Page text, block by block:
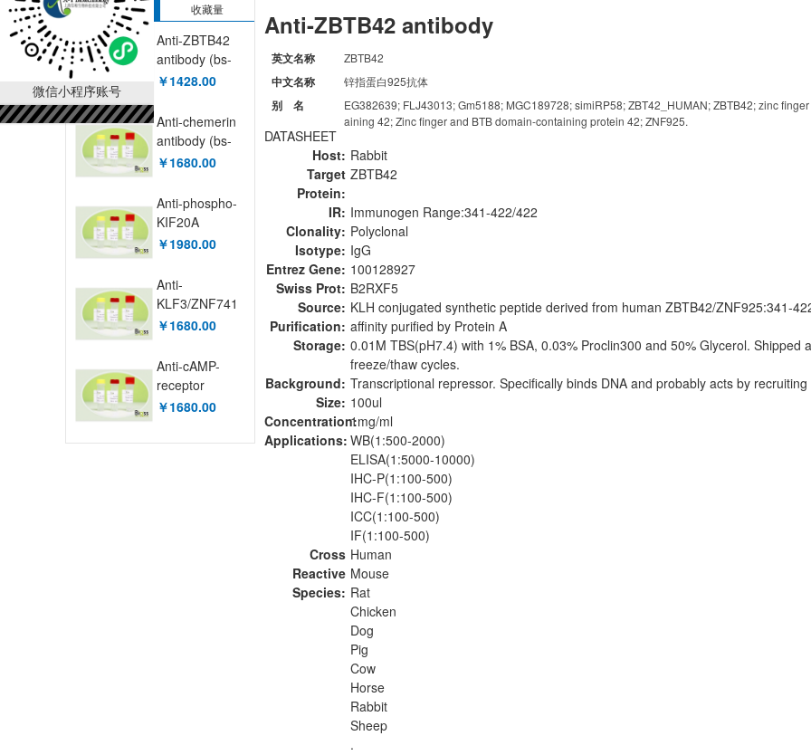
微信小程序账号
销售量 收藏量
Anti-ZBTB42
antibody (bs-
13577R)
￥1428.00
Anti-chemerin
antibody (bs-
10410R)
￥1680.00
Anti-phospho-
KIF20A
(Ser528)
17045R)
￥1980.00
Anti-
KLF3/ZNF741
antibody (bs-
￥1680.00
Anti-cAMP-
receptor
protein
12707R)
￥1680.00
Anti-ZBTB42 antibody
英文名称 ZBTB42
中文名称 锌指蛋白925抗体
别 名
EG382639; FLJ43013; Gm5188; MGC189728; simiRP58; ZBT42_HUMAN; ZBTB42; zinc
aining 42; Zinc finger and BTB domain-containing protein 42; ZNF925.
DATASHEET
Host: Rabbit
Target
Protein:
ZBTB42
IR: Immunogen Range:341-422/422
Clonality: Polyclonal
Isotype: IgG
Entrez Gene: 100128927
Swiss Prot: B2RXF5
Source: KLH conjugated synthetic peptide derived from human ZBTB42/ZNF925:341-
Purification: affinity purified by Protein A
Storage: 0.01M TBS(pH7.4) with 1% BSA, 0.03% Proclin300 and 50% Glycerol.
freeze/thaw cycles.
Background: Transcriptional repressor. Specifically binds DNA and probably acts by
Size: 100ul
Concentration:1mg/ml
Applications: WB(1:500-2000)
ELISA(1:5000-10000)
IHC-P(1:100-500)
IHC-F(1:100-500)
ICC(1:100-500)
IF(1:100-500)
Cross
Reactive
Species:
Human
Mouse
Rat
Chicken
Dog
Pig
Cow
Horse
Rabbit
Sheep
.